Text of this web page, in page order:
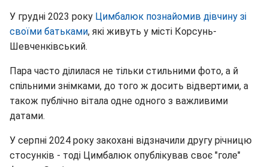
У грудні 2023 року Цимбалюк познайомив дівчину зі
своїми батьками, які живуть у місті Корсунь-
Шевченківський.
Пара часто ділилася не тільки стильними фото, а й
спільними знімками, до того ж досить відвертими, а
також публічно вітала одне одного з важливими
датами.
У серпні 2024 року закохані відзначили другу річницю
стосунків - тоді Цимбалюк опублікував своє "голе"